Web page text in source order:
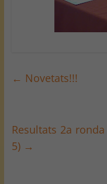
← Novetats!!!
Resultats 2a
5) →